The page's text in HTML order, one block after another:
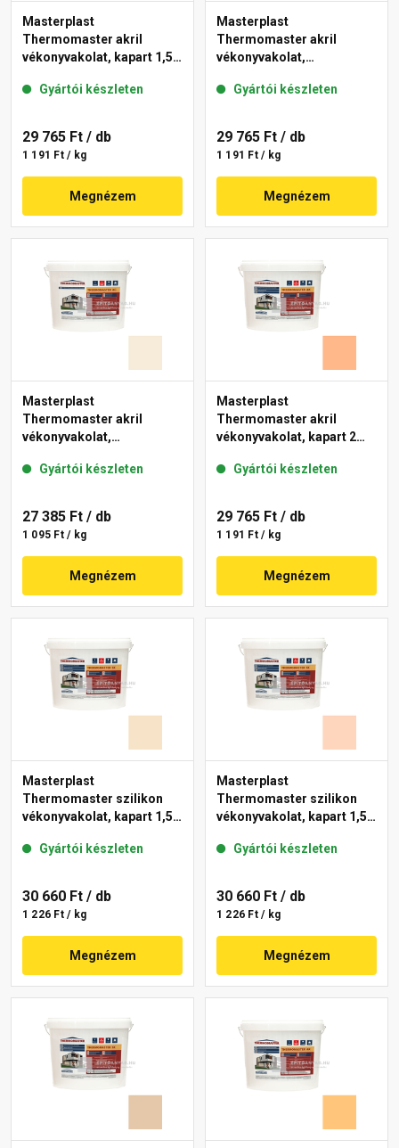
Masterplast
Thermomaster akril
vékonyvakolat, kapart 1,5
Gyártói készleten
29 765 Ft / db
1 191 Ft / kg
Megnézem
Masterplast
Thermomaster akril
vékonyvakolat,
10-D 25 kg
Gyártói készleten
29 765 Ft / db
1 191 Ft / kg
Megnézem
Masterplast
Thermomaster akril
vékonyvakolat,
48-F 25 kg
Gyártói készleten
27 385 Ft / db
1 095 Ft / kg
Megnézem
Masterplast
Thermomaster akril
vékonyvakolat, kapart 2
Gyártói készleten
29 765 Ft / db
1 191 Ft / kg
Megnézem
Masterplast
Thermomaster szilikon
vékonyvakolat, kapart 1,5
Gyártói készleten
30 660 Ft / db
1 226 Ft / kg
Megnézem
Masterplast
Thermomaster szilikon
vékonyvakolat, kapart 1,5
Gyártói készleten
30 660 Ft / db
1 226 Ft / kg
Megnézem